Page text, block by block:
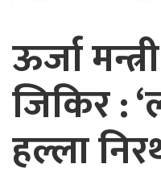
ऊर्जा
जिकिर :
हल्ला